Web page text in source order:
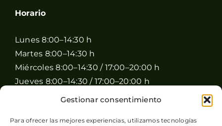
Gestionar consentimiento
Para ofrecer las mejores experiencias, utilizamos tecnologías
Horario
Lunes 8:00–14:30 h
Martes 8:00–14:30 h
Miércoles 8:00–14:30 / 17:00–20:00 h
Jueves 8:00–14:30 / 17:00–20:00 h
Viernes 8:00–14:30 / 17:00–20:00 h
Domingo Cerrado